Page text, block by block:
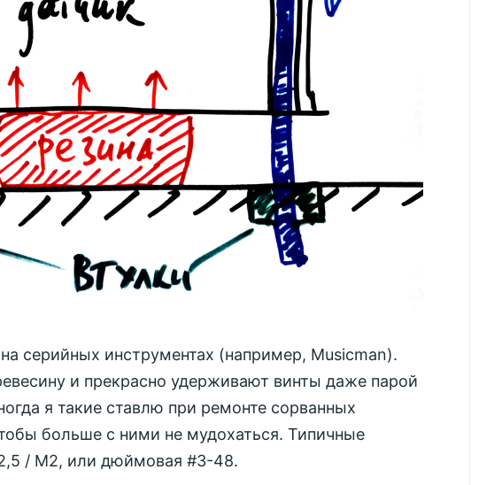
серийных инструментах (например, Musicman).
и прекрасно удерживают винты даже парой
я такие ставлю при ремонте сорванных
больше с ними не мудохаться. Типичные
/ М2, или дюймовая #3-48.